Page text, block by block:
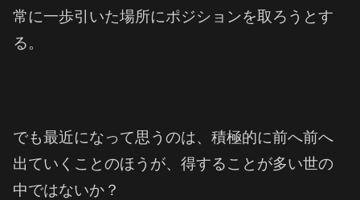
常に一歩引いた場所にポジションを取ろうとす
る。
でも最近になって思うのは、積極的に前へ前へ
出ていくことのほうが、得することが多い世の
中ではないか？